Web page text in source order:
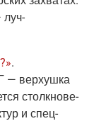
луч­
.
— вер­хуш­ка
столк­но­ве­
и спец­